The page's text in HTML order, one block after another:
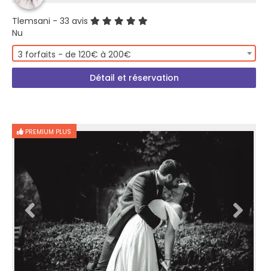
Tlemsani - 33 avis
Nu
3 forfaits - de 120€ à 200€
Détail et réservation
PREMIUM PLUS